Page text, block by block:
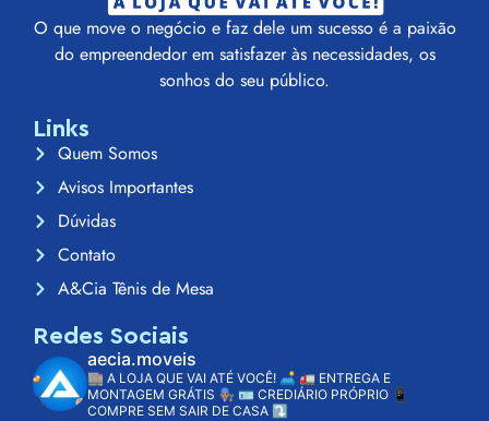
O que move o negócio e faz dele um sucesso é a paixão
do empreendedor em satisfazer às necessidades, os
sonhos do seu público.
Links
Quem Somos
Avisos Importantes
Dúvidas
Contato
A&Cia Tênis de Mesa
Redes Sociais
aecia.moveis
🏬 A LOJA QUE VAI ATÉ VOCÊ! 🛋️ 🚛 ENTREGA E
MONTAGEM GRÁTIS 👨🏽‍🔧 🪪 CREDIÁRIO PRÓPRIO 📱
COMPRE SEM SAIR DE CASA ⤵️